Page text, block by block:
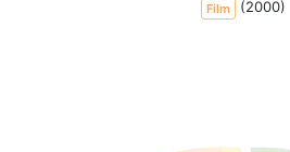
Film (2000)